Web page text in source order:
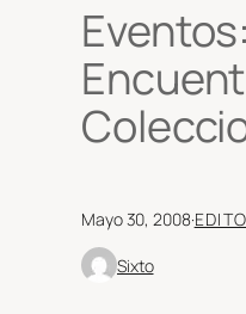
Eventos:
Mayo 30, 2008·
Sixto